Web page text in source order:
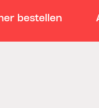
bestellen